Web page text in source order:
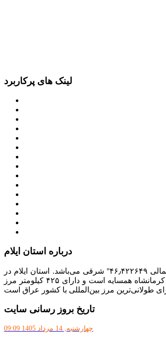
لینک های پرکاربرد
درباره استان ایلام
با مساحت ۲۰٬۱۳۳ کیلومتر مربع، بیست و دومین استان ایران از نظر وسعت به‌شمار می‌رود. مختصات جغرافیایی استان ایلام ۳۳٫۶۳۸۵۳۱°شمالی ۴۶٫۴۲۲۶۴۹° شرقی می‌باشد. استان ایلام در
جنوب غرب ایران در سلسله جبال زاگرس واقع است و از غرب با کشور عراق از جنوب با استان خوزستان، از شرق با استان لرستان و از شمال با استان کرمانشاه همسایه است و دارای ۴۲۵ کیلومتر مرز
طولانی‌ترین مرز بین‌المللی با کشور عراق است
تاریخ بروز رسانی سایت
چهارشنبه, 14 مرداد 1405 09:09